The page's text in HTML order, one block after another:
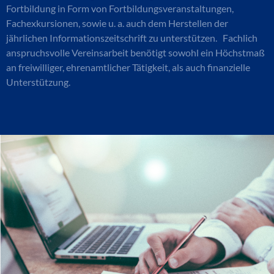
Fortbildung in Form von Fortbildungsveranstaltungen,
Fachexkursionen, sowie u. a. auch dem Herstellen der
jährlichen Informationszeitschrift zu unterstützen. Fachlich
anspruchsvolle Vereinsarbeit benötigt sowohl ein Höchstmaß
an freiwilliger, ehrenamtlicher Tätigkeit, als auch finanzielle
Unterstützung.